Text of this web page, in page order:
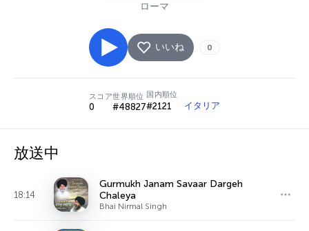
ローマ
いいね 0
スコア
0
世界順位
#48827
国内順位
#2121 イタリア
放送中
18:14
Gurmukh Janam Savaar Dargeh
Chaleya
Bhai Nirmal Singh